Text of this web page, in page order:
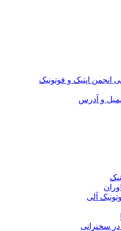
اپتیک و فوتونیک
و آدرس
آلی
سخنرانی